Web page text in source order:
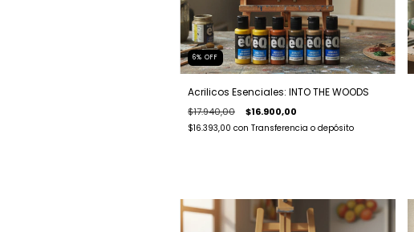
6% OFF
Acrilicos Esenciales: INTO THE WOODS
$17.940,00 $16.900,00
$16.393,00 con Transferencia o depósito